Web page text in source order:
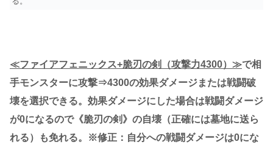
≪ファイアフェニックス+脆刃の剣（攻撃力4300）≫で相
手モンスターに攻撃⇒4300の効果ダメージまたは戦闘破
壊を選択できる。効果ダメージにした場合は戦闘ダメージ
が0になるので《脆刃の剣》の自壊（正確には墓地に送ら
れる）も免れる。※修正：自分への戦闘ダメージは0にな